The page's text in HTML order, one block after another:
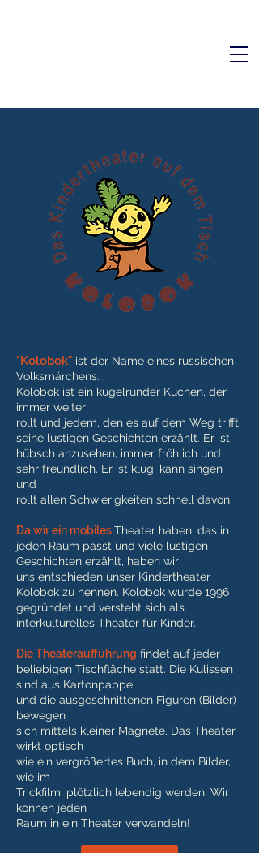
"Kolobok" ist der Name eines russischen
Volksmärchens.
Kolobok ist ein kugelrunder Kuchen, der
immer weiter
rollt und jedem, den es auf dem Weg trifft
seine lustigen Geschichten erzählt. Er ist
hübsch anzusehen, immer fröhlich und
sehr freundlich. Er ist klug, kann singen
und
rollt allen Schwierigkeiten schnell davon.
Da wir ein mobilesTheater haben, das in
jeden Raum passt und viele lustigen
Geschichten erzählt, haben wir
uns entschieden unser Kindertheater
Kolobok zu nennen. Kolobok wurde 1996
gegründet und versteht sich als
interkulturelles Theater für Kinder.
Die Theateraufführung findet auf jeder
beliebigen Tischfläche statt. Die Kulissen
sind aus Kartonpappe
und die ausgeschnittenen Figuren (Bilder)
bewegen
sich mittels kleiner Magnete. Das Theater
wirkt optisch
wie ein vergrößertes Buch, in dem Bilder,
wie im
Trickfilm, plötzlich lebendig werden. Wir
konnen jeden
Raum in ein Theater verwandeln!